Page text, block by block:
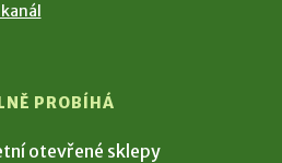
PROBÍHÁ
otevřené sklepy